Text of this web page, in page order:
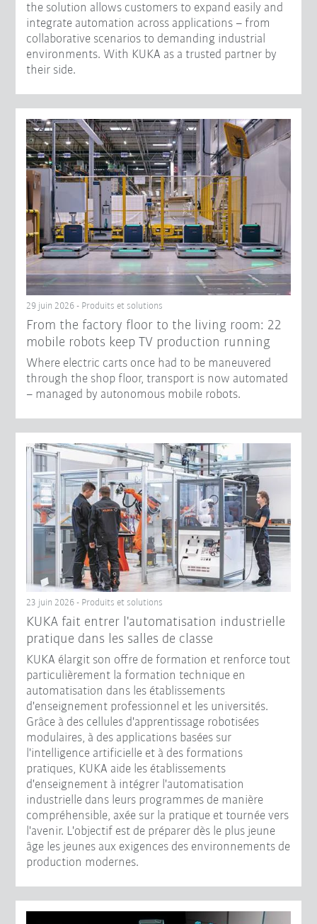
the solution allows customers to expand easily and
integrate automation across applications – from
collaborative scenarios to demanding industrial
environments. With KUKA as a trusted partner by
their side.
29 juin 2026 - Produits et solutions
From the factory floor to the living room: 22
mobile robots keep TV production running
Where electric carts once had to be maneuvered
through the shop floor, transport is now automated
– managed by autonomous mobile robots.
23 juin 2026 - Produits et solutions
KUKA fait entrer l'automatisation industrielle
pratique dans les salles de classe
KUKA élargit son offre de formation et renforce tout
particulièrement la formation technique en
automatisation dans les établissements
d'enseignement professionnel et les universités.
Grâce à des cellules d'apprentissage robotisées
modulaires, à des applications basées sur
l'intelligence artificielle et à des formations
pratiques, KUKA aide les établissements
d'enseignement à intégrer l'automatisation
industrielle dans leurs programmes de manière
compréhensible, axée sur la pratique et tournée vers
l'avenir. L'objectif est de préparer dès le plus jeune
âge les jeunes aux exigences des environnements de
production modernes.